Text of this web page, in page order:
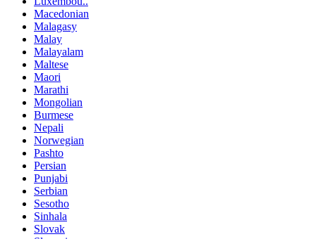
Macedonian
Malagasy
Malay
Malayalam
Maltese
Maori
Marathi
Mongolian
Burmese
Nepali
Norwegian
Pashto
Persian
Punjabi
Serbian
Sesotho
Sinhala
Slovak